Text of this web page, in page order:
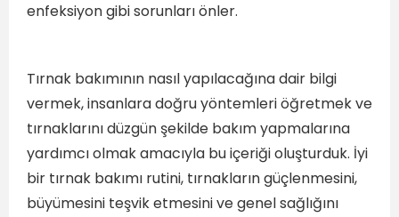
enfeksiyon gibi sorunları önler.
Tırnak bakımının nasıl yapılacağına dair bilgi
vermek, insanlara doğru yöntemleri öğretmek ve
tırnaklarını düzgün şekilde bakım yapmalarına
yardımcı olmak amacıyla bu içeriği oluşturduk. İyi
bir tırnak bakımı rutini, tırnakların güçlenmesini,
büyümesini teşvik etmesini ve genel sağlığını